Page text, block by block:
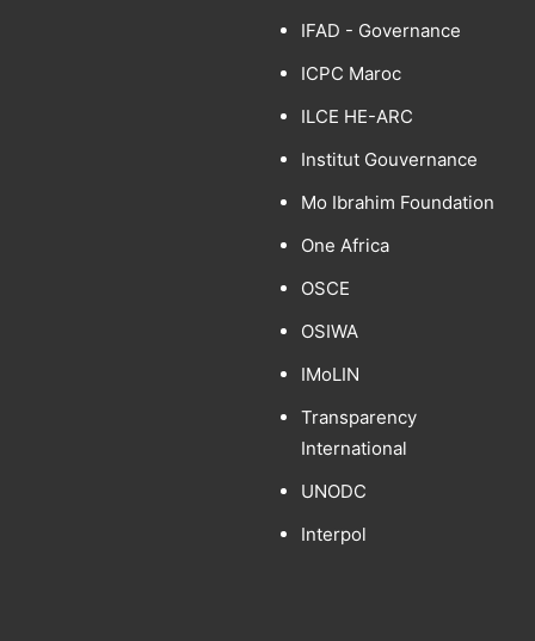
IFAD - Governance
ICPC Maroc
ILCE HE-ARC
Institut Gouvernance
Mo Ibrahim Foundation
One Africa
OSCE
OSIWA
IMoLIN
Transparency
International
UNODC
Interpol